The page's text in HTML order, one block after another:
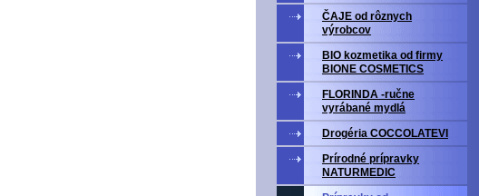
ČAJE od rôznych
výrobcov
BIO kozmetika od firmy
BIONE COSMETICS
FLORINDA -ručne
vyrábané mydlá
Drogéria COCCOLATEVI
Prírodné prípravky
NATURMEDIC